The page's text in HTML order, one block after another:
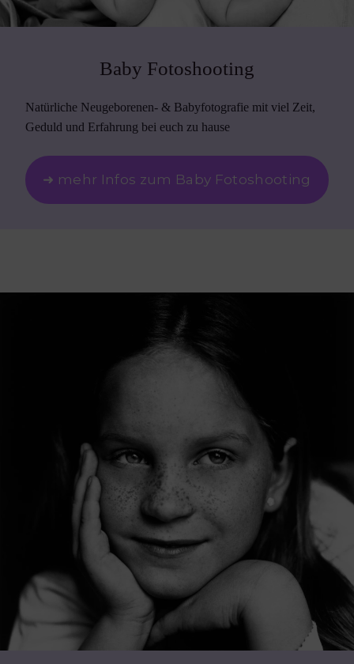
Baby Fotoshooting
Natürliche Neugeborenen- & Babyfotografie mit viel Zeit,
Geduld und Erfahrung bei euch zu hause
➜ mehr Infos zum Baby Fotoshooting